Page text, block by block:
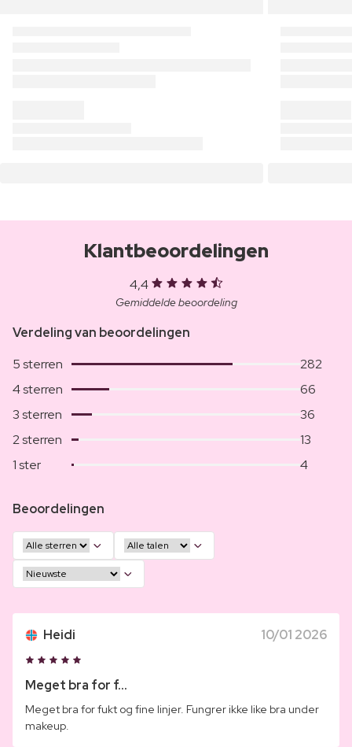
Klantbeoordelingen
4,4
Gemiddelde beoordeling
Verdeling van beoordelingen
5 sterren
282
4 sterren
66
3 sterren
36
2 sterren
13
1 ster
4
Beoordelingen
Heidi 10/01 2026
Meget bra for f...
Meget bra for fukt og fine linjer. Fungrer ikke like bra under
makeup.